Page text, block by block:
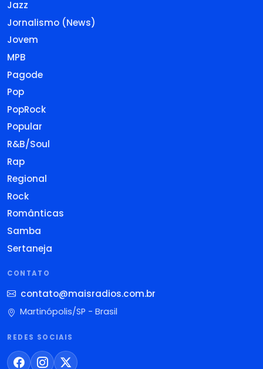
Jazz
Jornalismo (News)
Jovem
MPB
Pagode
Pop
PopRock
Popular
R&B/Soul
Rap
Regional
Rock
Românticas
Samba
Sertaneja
CONTATO
contato@maisradios.com.br
Martinópolis/SP - Brasil
REDES SOCIAIS